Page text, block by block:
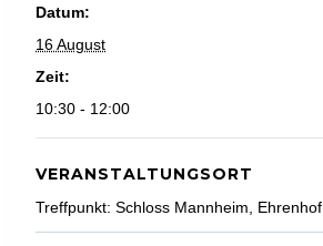
Datum:
16 August
Zeit:
10:30 - 12:00
VERANSTALTUNGSORT
Treffpunkt: Schloss Mannheim, Ehrenhof